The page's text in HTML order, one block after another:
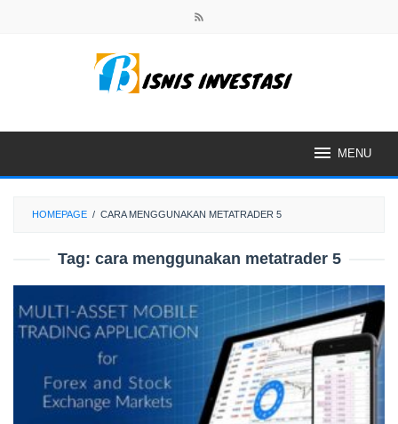
MENU
HOMEPAGE / CARA MENGGUNAKAN METATRADER 5
Tag: cara menggunakan metatrader 5